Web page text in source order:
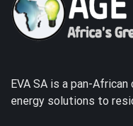
EVA SA is a pan-
energy solutions to